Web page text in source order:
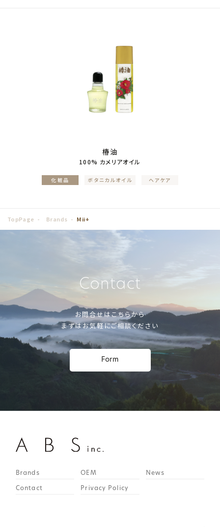
椿油
100% カメリアオイル
化粧品 ボタニカルオイル ヘアケア
TopPage Brands Mii+
Contact
お問合せはこちらから
まずはお気軽にご相談ください
Form
Brands OEM News
Contact Privacy Policy